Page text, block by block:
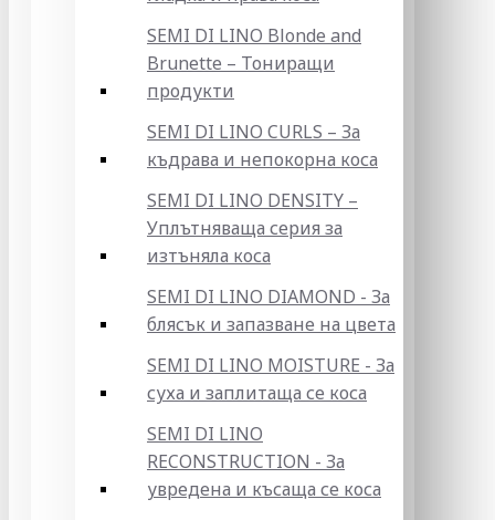
SEMI DI LINO Blonde and
Brunette – Тониращи
продукти
SEMI DI LINO CURLS – За
къдрава и непокорна коса
SEMI DI LINO DENSITY –
Уплътняваща серия за
изтъняла коса
SEMI DI LINO DIAMOND - За
блясък и запазване на цвета
SEMI DI LINO MOISTURE - За
суха и заплитаща се коса
SEMI DI LINO
RECONSTRUCTION - За
увредена и късаща се коса